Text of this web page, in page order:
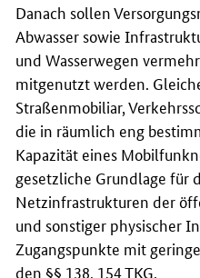
Danach sollen
Abwasser sowie
und Wasserwegen
mitgenutzt werden.
Straßenmobiliar,
die in räumlich eng
Kapazität eines
gesetzliche Grundlage für
Netzinfrastrukturen der
und sonstiger physischer
Zugangspunkte mit
den §§ 138, 154TKG.